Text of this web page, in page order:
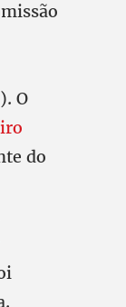
). O
do